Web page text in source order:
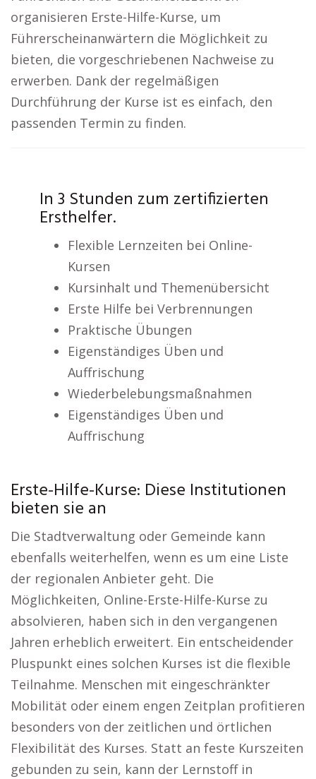
organisieren Erste-Hilfe-Kurse, um
Führerscheinanwärtern die Möglichkeit zu
bieten, die vorgeschriebenen Nachweise zu
erwerben. Dank der regelmäßigen
Durchführung der Kurse ist es einfach, den
passenden Termin zu finden.
In 3 Stunden zum zertifizierten
Ersthelfer.
Flexible Lernzeiten bei Online-
Kursen
Kursinhalt und Themenübersicht
Erste Hilfe bei Verbrennungen
Praktische Übungen
Eigenständiges Üben und
Auffrischung
Wiederbelebungsmaßnahmen
Eigenständiges Üben und
Auffrischung
Erste-Hilfe-Kurse: Diese Institutionen
bieten sie an
Die Stadtverwaltung oder Gemeinde kann
ebenfalls weiterhelfen, wenn es um eine Liste
der regionalen Anbieter geht. Die
Möglichkeiten, Online-Erste-Hilfe-Kurse zu
absolvieren, haben sich in den vergangenen
Jahren erheblich erweitert. Ein entscheidender
Pluspunkt eines solchen Kurses ist die flexible
Teilnahme. Menschen mit eingeschränkter
Mobilität oder einem engen Zeitplan profitieren
besonders von der zeitlichen und örtlichen
Flexibilität des Kurses. Statt an feste Kurszeiten
gebunden zu sein, kann der Lernstoff in